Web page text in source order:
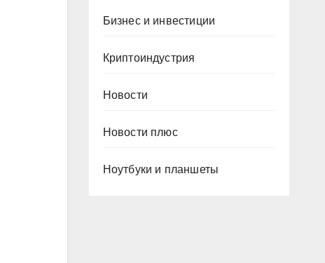
Бизнес и инвестиции
Криптоиндустрия
Новости
Новости плюс
Ноутбуки и планшеты